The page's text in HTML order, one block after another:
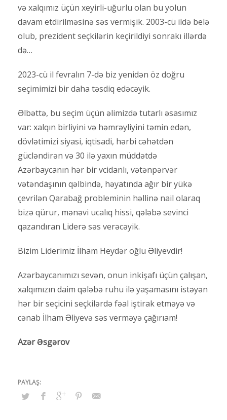
və xalqımız üçün xeyirli-uğurlu olan bu yolun
davam etdirilməsinə səs vermişik. 2003-cü ildə belə
olub, prezident seçkilərin keçirildiyi sonrakı illərdə
də…
2023-cü il fevralın 7-də biz yenidən öz doğru
seçimimizi bir daha təsdiq edəcəyik.
Əlbəttə, bu seçim üçün əlimizdə tutarlı əsasımız
var: xalqın birliyini və həmrəyliyini təmin edən,
dövlətimizi siyasi, iqtisadi, hərbi cəhətdən
gücləndirən və 30 ilə yaxın müddətdə
Azərbaycanın hər bir vcidanlı, vətənpərvər
vətəndaşının qəlbində, həyatında ağır bir yükə
çevrilən Qarabağ probleminin həllinə nail olaraq
bizə qürur, mənəvi ucalıq hissi, qələbə sevinci
qazandıran Liderə səs verəcəyik.
Bizim Liderimiz İlham Heydər oğlu Əliyevdir!
Azərbaycanımızı sevən, onun inkişafı üçün çalışan,
xalqımızın daim qələbə ruhu ilə yaşamasını istəyən
hər bir seçicini seçkilərdə fəal iştirak etməyə və
cənab İlham Əliyevə səs verməyə çağırıam!
Azər Əsgərov